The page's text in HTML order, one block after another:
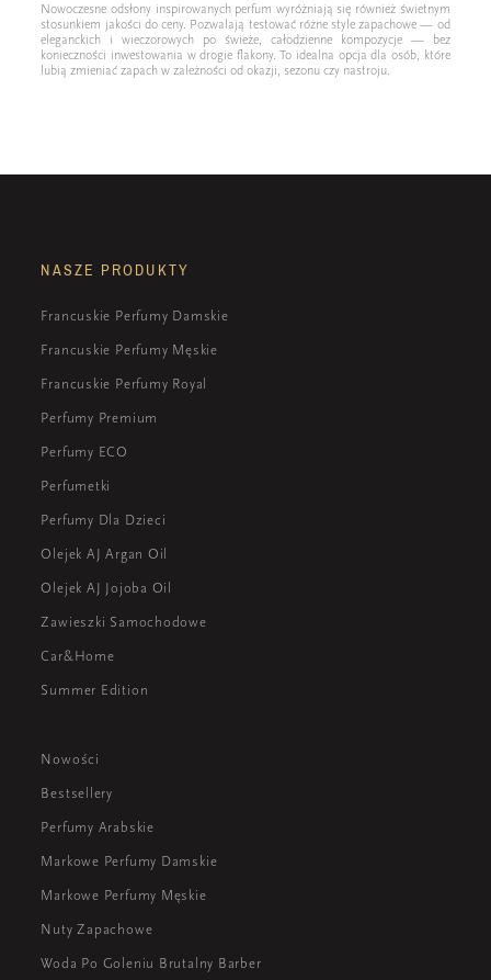
Nowoczesne odsłony inspirowanych perfum wyróżniają się również świetnym
stosunkiem jakości do ceny. Pozwalają testować różne style zapachowe — od
eleganckich i wieczorowych po świeże, całodzienne kompozycje — bez
konieczności inwestowania w drogie flakony. To idealna opcja dla osób, które
lubią zmieniać zapach w zależności od okazji, sezonu czy nastroju.
NASZE PRODUKTY
Francuskie Perfumy Damskie
Francuskie Perfumy Męskie
Francuskie Perfumy Royal
Perfumy Premium
Perfumy ECO
Perfumetki
Perfumy Dla Dzieci
Olejek AJ Argan Oil
Olejek AJ Jojoba Oil
Zawieszki Samochodowe
Car&Home
Summer Edition
Nowości
Bestsellery
Perfumy Arabskie
Markowe Perfumy Damskie
Markowe Perfumy Męskie
Nuty Zapachowe
Woda Po Goleniu Brutalny Barber